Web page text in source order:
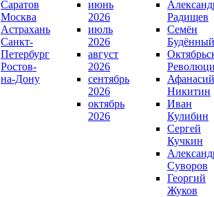
Саратов
Москва
Астрахань
Санкт-
Петербург
Ростов-
на-Дону
июнь
2026
июль
2026
август
2026
сентябрь
2026
октябрь
2026
Радищев
Семён
Будённый
Афанасий
Никитин
Иван
Кулибин
Сергей
Кучкин
Суворов
Георгий
Жуков